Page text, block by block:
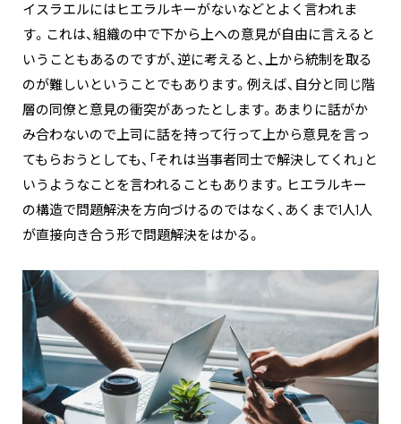
イスラエルにはヒエラルキーがないなどとよく言われま
す。これは、組織の中で下から上への意見が自由に言えると
いうこともあるのですが、逆に考えると、上から統制を取る
のが難しいということでもあります。例えば、自分と同じ階
層の同僚と意見の衝突があったとします。あまりに話がか
み合わないので上司に話を持って行って上から意見を言っ
てもらおうとしても、「それは当事者同士で解決してくれ」と
いうようなことを言われることもあります。ヒエラルキー
の構造で問題解決を方向づけるのではなく、あくまで1人1人
が直接向き合う形で問題解決をはかる。